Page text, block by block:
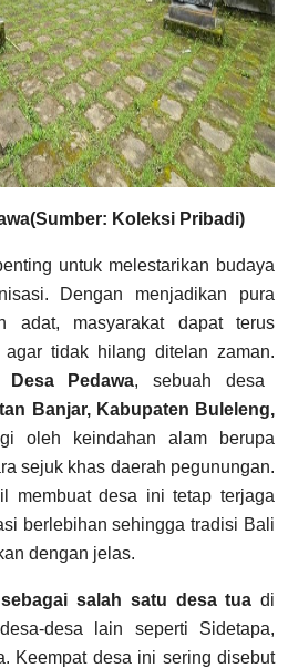
Koleksi Pribadi)
untuk melestarikan budaya
Dengan menjadikan pura
adat, masyarakat dapat terus
tidak hilang ditelan zaman.
Pedawa, sebuah desa
Banjar, Kabupaten Buleleng,
oleh keindahan alam berupa
sejuk khas daerah pegunungan.
membuat desa ini tetap terjaga
berlebihan sehingga tradisi Bali
dengan jelas.
salah satu desa tua di
desa lain seperti Sidetapa,
Keempat desa ini sering disebut